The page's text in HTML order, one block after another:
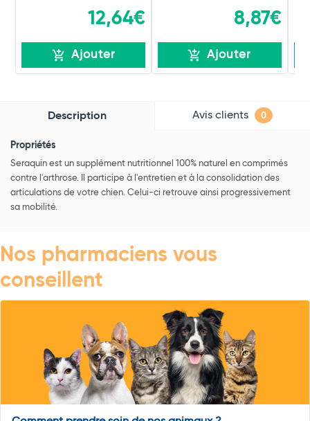
12,64€
Ajouter
8,87€
Ajouter
Description Avis clients 0
Propriétés
Seraquin est un supplément nutritionnel 100% naturel en comprimés
contre l'arthrose. Il participe à l'entretien et à la consolidation des
articulations de votre chien. Celui-ci retrouve ainsi progressivement
sa mobilité.
Nos pharmaciens vous
conseillent